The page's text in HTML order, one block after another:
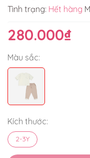
Tình trạng: Hết hàng
280.000₫
Màu sắc:
Kích thước:
2-3Y